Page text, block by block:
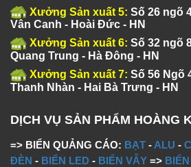
Xưởng Sản xuất 5: Số 26 ngõ
Vân Canh - Hoài Đức - HN
Xưởng Sản xuất 6: Số 32 ngõ
Quang Trung - Hà Đông - HN
Xưởng Sản xuất 7: Số 56 Ngõ
Thanh Nhàn - Hai Bà Trưng - HN
DỊCH VỤ SẢN PHẨM HOÀNG
=> BIỂN QUẢNG CÁO: BẠT - ALU -
ĐÈN - BIỂN LED - BIỂN VẪY =>